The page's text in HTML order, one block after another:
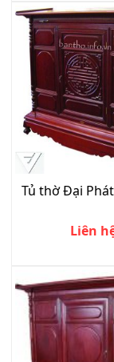
Tủ thờ Đại Phát
Liên